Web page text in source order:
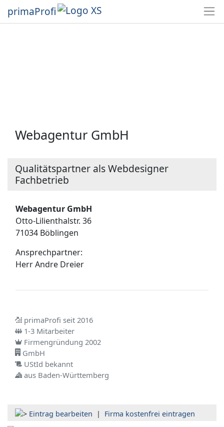
primaProfi
Webagentur GmbH
Qualitätspartner als Webdesigner
Fachbetrieb
Webagentur GmbH
Otto-Lilienthalstr. 36
71034 Böblingen
Ansprechpartner:
HerrAndre Dreier
primaProfi seit 2016
1-3 Mitarbeiter
Firmengründung 2002
GmbH
UStId bekannt
aus Baden-Württemberg
Eintrag bearbeiten | Firma kostenfrei eintragen